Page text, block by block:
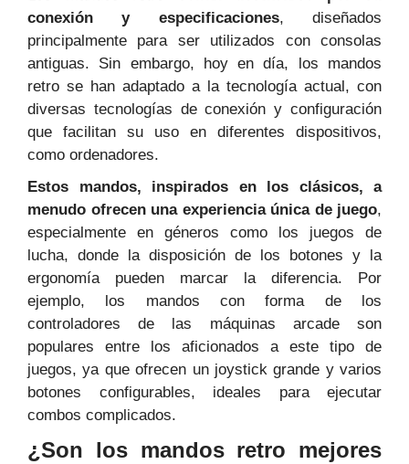
conexión y especificaciones, diseñados
principalmente para ser utilizados con consolas
antiguas. Sin embargo, hoy en día, los mandos
retro se han adaptado a la tecnología actual, con
diversas tecnologías de conexión y configuración
que facilitan su uso en diferentes dispositivos,
como ordenadores.
Estos mandos, inspirados en los clásicos, a
menudo ofrecen una experiencia única de juego,
especialmente en géneros como los juegos de
lucha, donde la disposición de los botones y la
ergonomía pueden marcar la diferencia. Por
ejemplo, los mandos con forma de los
controladores de las máquinas arcade son
populares entre los aficionados a este tipo de
juegos, ya que ofrecen un joystick grande y varios
botones configurables, ideales para ejecutar
combos complicados.
¿Son los mandos retro mejores